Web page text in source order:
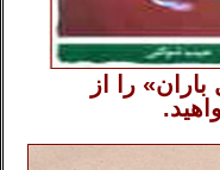
را از